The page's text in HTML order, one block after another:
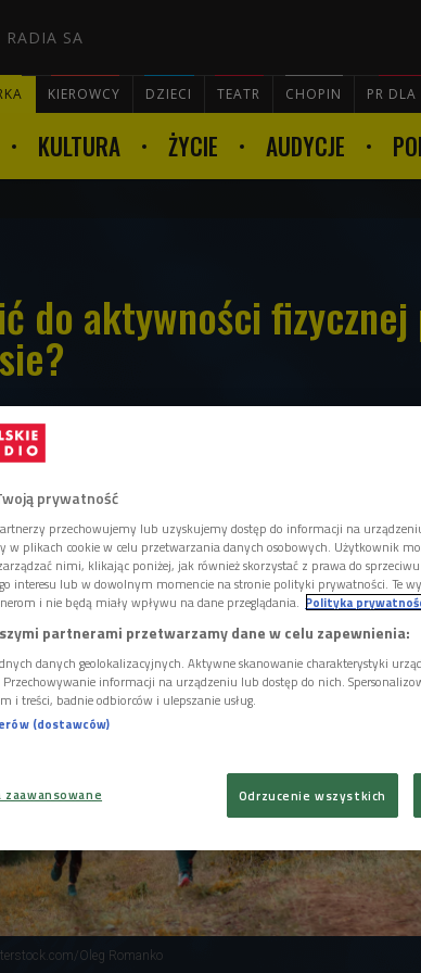
RADIA SA
KIEROWCY DZIECI TEATR CHOPIN PR

KULTURA ŻYCIE AUDYCJE
do aktywności fizycznej
koronawirusem dotyczy niestety także
fizycznie. W zależności od
powrót do sportu i pełnej sprawności po
Oleg Romanko
prywatność
przechowujemy lub uzyskujemy dostęp do informacji na
w plikach cookie w celu przetwarzania danych osobowych. Użytkownik
nimi, klikając poniżej, jak również skorzystać z prawa do
interesu lub w dowolnym momencie na stronie polityki prywatności. Te
i nie będą miały wpływu na dane przeglądania. Polityka
partnerami przetwarzamy dane w celu zapewnienia:
danych geolokalizacyjnych. Aktywne skanowanie charakterystyki
informacji na urządzeniu lub dostęp do nich.
i treści, badnie odbiorców i ulepszanie usług.
(dostawców)
Odrzucenie wszystkich